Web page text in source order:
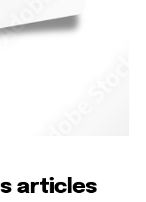
articles